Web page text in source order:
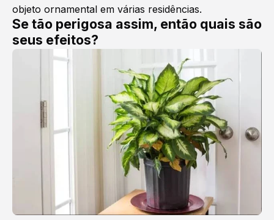
objeto ornamental em várias residências.
Se tão perigosa assim, então quais são
seus efeitos?